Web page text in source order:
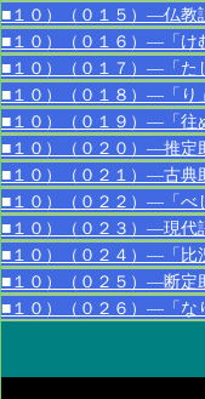
■１０）（０１５）―仏教
■１０）（０１６）―「け
■１０）（０１７）―「た
■１０）（０１８）―「
■１０）（０１９）―「往
■１０）（０２０）―推定
■１０）（０２１）―古典
■１０）（０２２）―「べ
■１０）（０２３）―現代
■１０）（０２４）―「比
■１０）（０２５）―断定
■１０）（０２６）―「な